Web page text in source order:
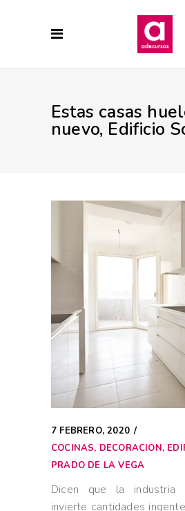
Estas casas
nuevo, Edificio
7 FEBRERO, 2020
COCINAS, DECORACION,
PRADO DE LA VEGA
Dicen que la industria
invierte cantidades